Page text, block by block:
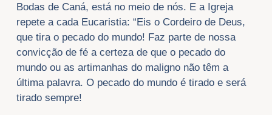
Bodas de Caná, está no meio de nós. E a Igreja
repete a cada Eucaristia: “Eis o Cordeiro de Deus,
que tira o pecado do mundo! Faz parte de nossa
convicção de fé a certeza de que o pecado do
mundo ou as artimanhas do maligno não têm a
última palavra. O pecado do mundo é tirado e será
tirado sempre!